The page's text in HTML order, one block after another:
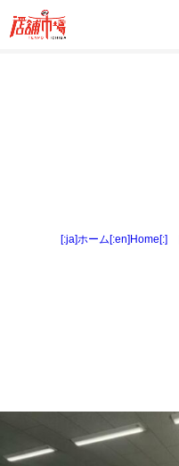
[:ja]ホーム[:en]Home[:]